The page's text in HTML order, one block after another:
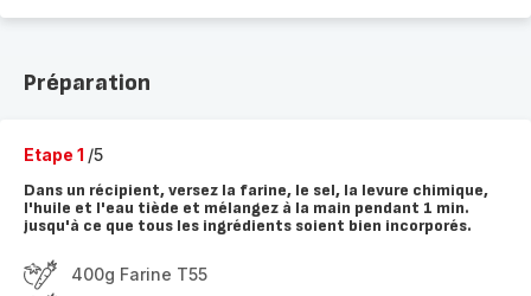
Préparation
Etape 1 /5
Dans un récipient, versez la farine, le sel, la levure chimique,
l'huile et l'eau tiède et mélangez à la main pendant 1 min.
jusqu'à ce que tous les ingrédients soient bien incorporés.
400g Farine T55